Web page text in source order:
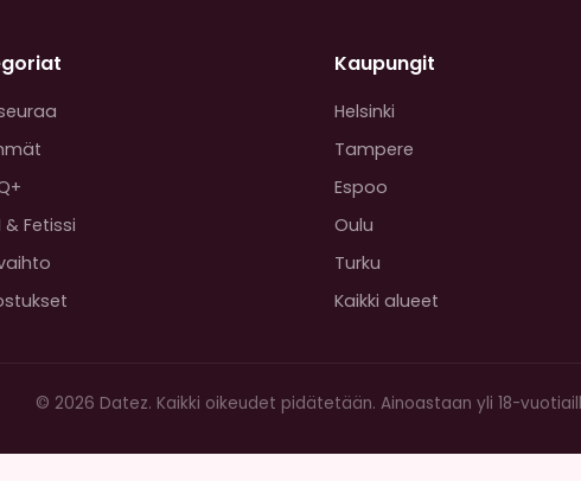
& Fetissi
Kaupungit
Helsinki
Tampere
Espoo
Oulu
Turku
Kaikki alueet
© 2026 Datez. Kaikki oikeudet pidätetään. Ainoastaan yli 18-